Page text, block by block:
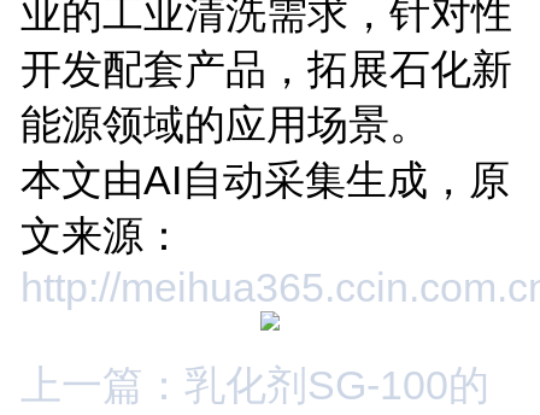
业的工业清洗需求，针对性
开发配套产品，拓展石化新
能源领域的应用场景。
本文由AI自动采集生成，原
文来源：
http://
上一篇：乳化剂SG-100的